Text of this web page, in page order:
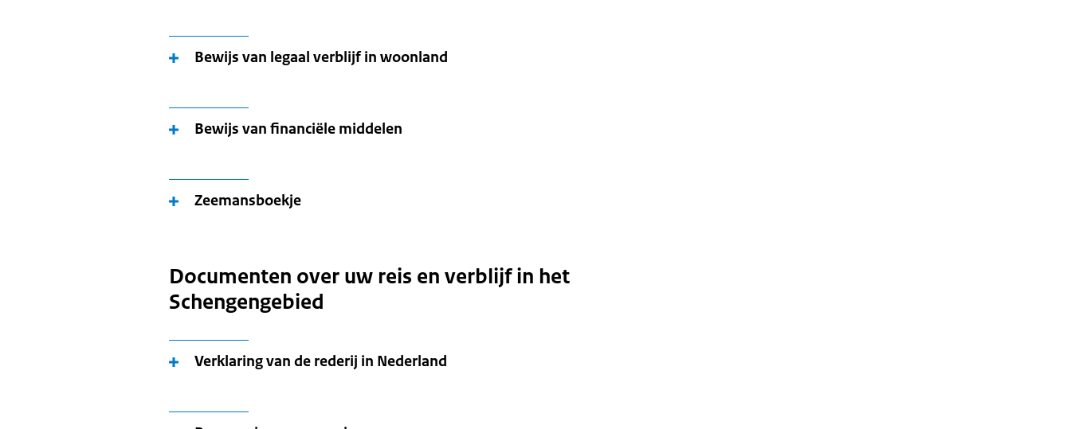
Bewijs van legaal verblijf in woonland
Bewijs van financiële middelen
Zeemansboekje
Documenten over uw reis en verblijf in het
Schengengebied
Verklaring van de rederij in Nederland